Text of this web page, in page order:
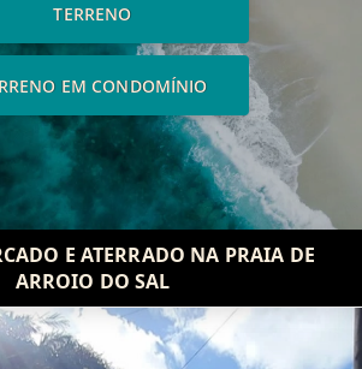
TERRENO
EM CONDOMÍNIO
E ATERRADO NA PRAIA DE
ARROIO DO SAL